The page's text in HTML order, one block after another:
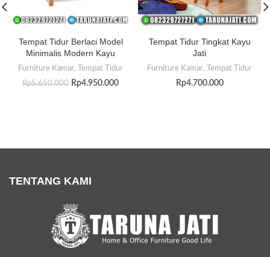
Tempat Tidur Berlaci Model
Minimalis Modern Kayu
Furniture Kamar, Tempat Tidur
Rp5.650.000 Rp4.950.000
Tempat Tidur Tingkat Kayu
Jati
Furniture Kamar,
Tempat Tidur
Rp4.700.000
TENTANG KAMI